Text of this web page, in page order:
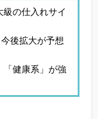
級の仕入れサイ
今後拡大が予想
「健康系」が強